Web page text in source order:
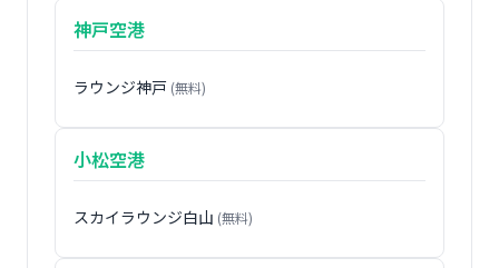
神戸空港
ラウンジ神戸 (無料)
小松空港
スカイラウンジ白山 (無料)